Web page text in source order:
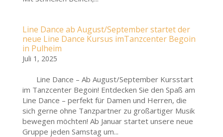
Line Dance ab August/September startet der
neue Line Dance Kursus imTanzcenter Begoin
in Pulheim
Juli 1, 2025
Line Dance – Ab August/September Kursstart
im Tanzcenter Begoin! Entdecken Sie den Spaß am
Line Dance – perfekt für Damen und Herren, die
sich gerne ohne Tanzpartner zu großartiger Musik
bewegen möchten! Ab Januar startet unsere neue
Gruppe jeden Samstag um...